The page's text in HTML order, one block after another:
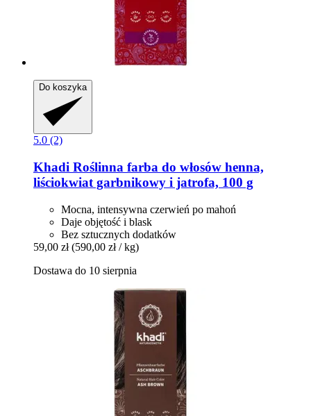
Do koszyka
5.0 (2)
Khadi Roślinna farba do włosów henna,
liściokwiat garbnikowy i jatrofa, 100 g
Mocna, intensywna czerwień po mahoń
Daje objętość i blask
Bez sztucznych dodatków
59,00 zł (590,00 zł / kg)
Dostawa do 10 sierpnia